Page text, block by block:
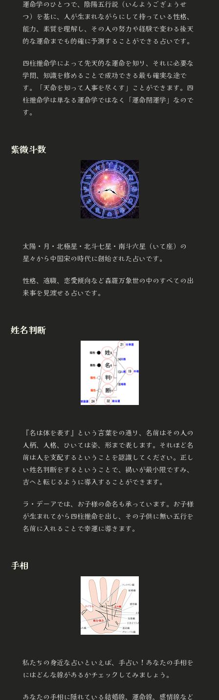
運命学のひとつで、陰陽五行説（いんようごぎょうせ
つ）を基に、人が生まれながらにして持っている性格、
能力、素質を理解し、その人の努力や経験で変わる後天
的な運命までも的確に予測することができる占いです。
四柱推命学によって先天的な運命を知り、それに必要な
学問、知識を修めることで成功できる最も確実な途で
す。「天命を知って人事を尽くす」ことができます。四
柱推命学は単なる運命学ではなく「運命開運学」なので
す。
紫微斗数
太陽・月・北極星・北斗七星・南斗六星（いて座）の
星々から中国宋の時代に創始された占いです。
性格、適職、恋愛傾向など森羅万象世の中のすべての出
来事を見渡せる占いです。
​姓名判断
『名は体を表す』という言葉をの通り、名前はその人の
人柄、人格、ひいては姿、形まで表します。それほど名
前は人を支配するということを認識してください。正し
い姓名判断をするということで、禍いが最小限ですみ、
吉ヘと転じるように導入することができます。
ラ・デーアでは、お子様の命名も承っています。お子様
が生まれてから四柱推命を出し、その子供に無い五行を
名前に入れることで幸運に導きます。
手相
私たちの身近な占いといえば、手占い！あなたの手相を
にはどんな線があるかチェックしてみましょう。
あなたの手相に隠れている結婚線、運命線、感情線など